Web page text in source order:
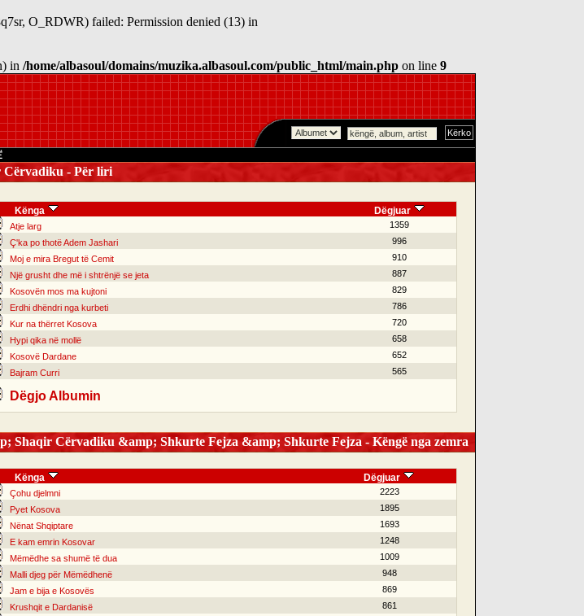
O_RDWR) failed: Permission denied (13) in
in /home/albasoul/domains/muzika.albasoul.com/public_html/main.php on line 9
Cërvadiku - Për liri
Dëgjuar
Atje larg
1359
Ç'ka po thotë Adem Jashari
996
Moj e mira Bregut të Cemit
910
Një grusht dhe më i shtrënjë se jeta
887
Kosovën mos ma kujtoni
829
Erdhi dhëndri nga kurbeti
786
Kur na thërret Kosova
720
Hypi qika në mollë
658
Kosovë Dardane
652
Bajram Curri 565
Dëgjo Albumin
Cërvadiku &amp; Shkurte Fejza &amp; Shkurte Fejza - Këngë nga zemra
Dëgjuar
Çohu djelmni
2223
Pyet Kosova
1895
Nënat Shqiptare
1693
E kam emrin Kosovar
1248
Mëmëdhe sa shumë të dua
1009
Malli djeg për Mëmëdhenë
948
Jam e bija e Kosovës
869
Krushqit e Dardanisë
861